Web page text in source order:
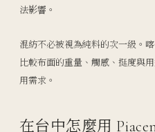
法影響。
混紡不必被視為純料的次一級。
比較布面的重量、觸感、挺度與
用需求。
在台中怎麼用